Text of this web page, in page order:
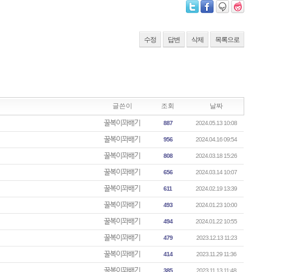
수정 답변 삭제 목록으로
글쓴이 조회 날짜
꿀복이꽈배기 887 2024.05.13 10:08
꿀복이꽈배기 956 2024.04.16 09:54
꿀복이꽈배기 808 2024.03.18 15:26
꿀복이꽈배기 656 2024.03.14 10:07
꿀복이꽈배기 611 2024.02.19 13:39
꿀복이꽈배기 493 2024.01.23 10:00
꿀복이꽈배기 494 2024.01.22 10:55
꿀복이꽈배기 479 2023.12.13 11:23
꿀복이꽈배기 414 2023.11.29 11:36
385 2023.11.13 11:48